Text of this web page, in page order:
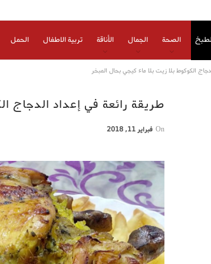
الصحة الجمال الأناقة تربية الاطفال الحمل
الكوكوط بلا زيت بلا ماء كيجي بحال المبخر
طريقة رائعة في إعداد الدجاج
On فبراير 11, 2018